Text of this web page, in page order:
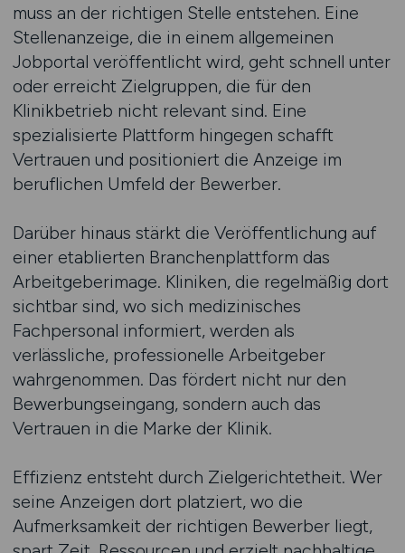
muss an der richtigen Stelle entstehen. Eine
Stellenanzeige, die in einem allgemeinen
Jobportal veröffentlicht wird, geht schnell unter
oder erreicht Zielgruppen, die für den
Klinikbetrieb nicht relevant sind. Eine
spezialisierte Plattform hingegen schafft
Vertrauen und positioniert die Anzeige im
beruflichen Umfeld der Bewerber.
Darüber hinaus stärkt die Veröffentlichung auf
einer etablierten Branchenplattform das
Arbeitgeberimage. Kliniken, die regelmäßig dort
sichtbar sind, wo sich medizinisches
Fachpersonal informiert, werden als
verlässliche, professionelle Arbeitgeber
wahrgenommen. Das fördert nicht nur den
Bewerbungseingang, sondern auch das
Vertrauen in die Marke der Klinik.
Effizienz entsteht durch Zielgerichtetheit. Wer
seine Anzeigen dort platziert, wo die
Aufmerksamkeit der richtigen Bewerber liegt,